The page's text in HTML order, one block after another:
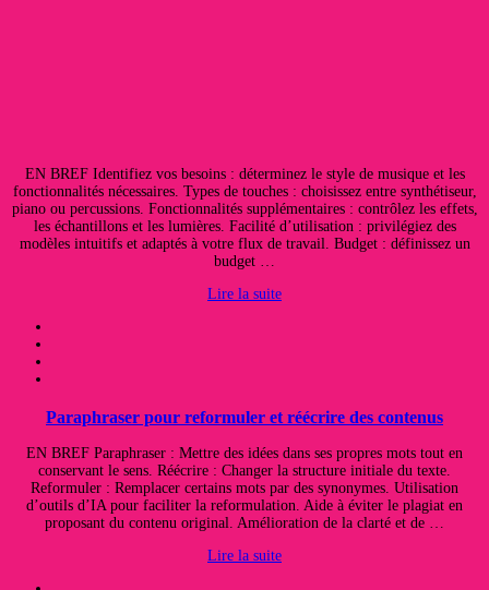
EN BREF Identifiez vos besoins : déterminez le style de musique et les
fonctionnalités nécessaires. Types de touches : choisissez entre synthétiseur,
piano ou percussions. Fonctionnalités supplémentaires : contrôlez les effets,
les échantillons et les lumières. Facilité d’utilisation : privilégiez des
modèles intuitifs et adaptés à votre flux de travail. Budget : définissez un
budget …
Lire la suite
Paraphraser pour reformuler et réécrire des contenus
EN BREF Paraphraser : Mettre des idées dans ses propres mots tout en
conservant le sens. Réécrire : Changer la structure initiale du texte.
Reformuler : Remplacer certains mots par des synonymes. Utilisation
d’outils d’IA pour faciliter la reformulation. Aide à éviter le plagiat en
proposant du contenu original. Amélioration de la clarté et de …
Lire la suite